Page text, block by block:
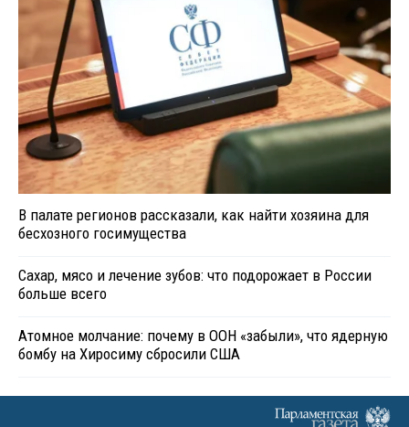
В палате регионов рассказали, как найти хозяина для
бесхозного госимущества
Сахар, мясо и лечение зубов: что подорожает в России
больше всего
Атомное молчание: почему в ООН «забыли», что ядерную
бомбу на Хиросиму сбросили США